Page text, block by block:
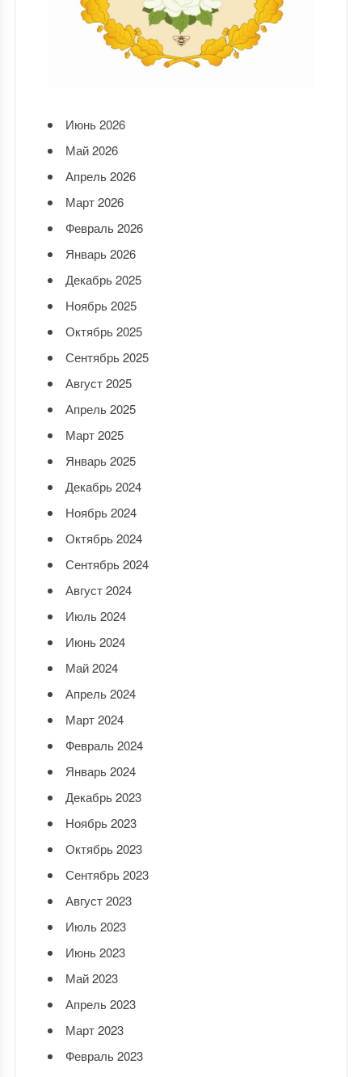
Июнь 2026
Май 2026
Апрель 2026
Март 2026
Февраль 2026
Январь 2026
Декабрь 2025
Ноябрь 2025
Октябрь 2025
Сентябрь 2025
Август 2025
Апрель 2025
Март 2025
Январь 2025
Декабрь 2024
Ноябрь 2024
Октябрь 2024
Сентябрь 2024
Август 2024
Июль 2024
Июнь 2024
Май 2024
Апрель 2024
Март 2024
Февраль 2024
Январь 2024
Декабрь 2023
Ноябрь 2023
Октябрь 2023
Сентябрь 2023
Август 2023
Июль 2023
Июнь 2023
Май 2023
Апрель 2023
Март 2023
Февраль 2023